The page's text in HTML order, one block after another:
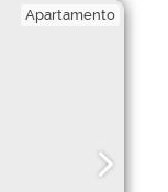
Apartamento